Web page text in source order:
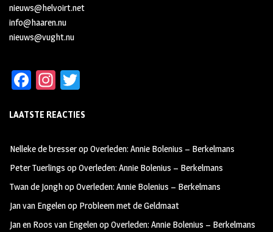
nieuws@helvoirt.net
info@haaren.nu
nieuws@vught.nu
Fa
b
oo
k
In
ag
m
tt
LAATSTE REACTIES
Nelleke de bresseropOverleden: Annie Bolenius – Berkelmans
Peter Tuerlings opOverleden: Annie Bolenius – Berkelmans
Twan de JonghopOverleden: Annie Bolenius – Berkelmans
Jan van Engelenop Probleem met de Geldmaat
Jan en Roos van EngelenopOverleden: Annie Bolenius – Berkelmans